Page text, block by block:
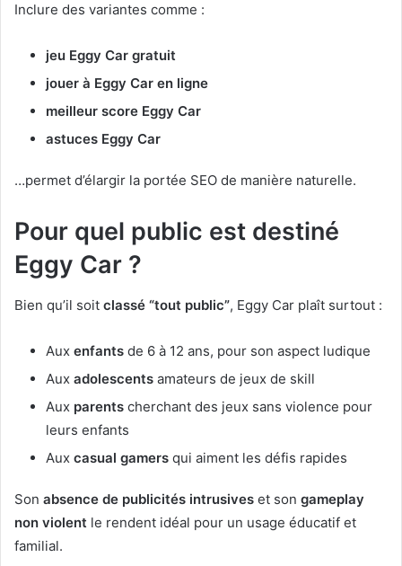
Inclure des variantes comme :
jeu Eggy Car gratuit
jouer à Eggy Car en ligne
meilleur score Eggy Car
astuces Eggy Car
…permet d’élargir la portée SEO de manière naturelle.
Pour quel public est destiné
Eggy Car ?
Bien qu’il soit classé “tout public”, Eggy Car plaît surtout :
Aux enfants de 6 à 12 ans, pour son aspect ludique
Aux adolescents amateurs de jeux de skill
Aux parents cherchant des jeux sans violence pour
leurs enfants
Aux casual gamers qui aiment les défis rapides
Son absence de publicités intrusives et son gameplay
non violent le rendent idéal pour un usage éducatif et
familial.